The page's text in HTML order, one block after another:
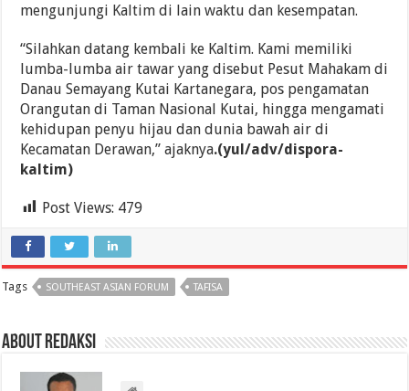
mengunjungi Kaltim di lain waktu dan kesempatan.
“Silahkan datang kembali ke Kaltim. Kami memiliki
lumba-lumba air tawar yang disebut Pesut Mahakam di
Danau Semayang Kutai Kartanegara, pos pengamatan
Orangutan di Taman Nasional Kutai, hingga mengamati
kehidupan penyu hijau dan dunia bawah air di
Kecamatan Derawan,” ajaknya.(yul/adv/dispora-
kaltim)
Post Views: 479
Tags SOUTHEAST ASIAN FORUM TAFISA
About Redaksi